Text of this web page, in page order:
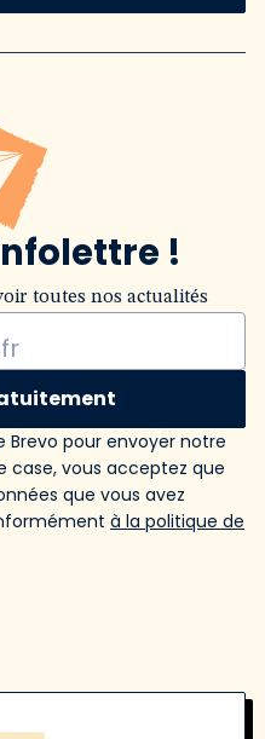
!
toutes nos actualités
Brevo pour envoyer notre
vous acceptez que
que vous avez
à la politique de